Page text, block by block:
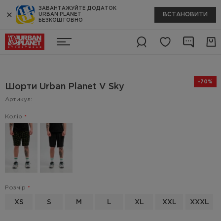
ЗАВАНТАЖУЙТЕ ДОДАТОК
URBAN PLANET
БЕЗКОШТОВНО
ВСТАНОВИТИ
-70%
Шорти Urban Planet V Sky
Артикул:
Колір
Розмір
XS S M L XL XXL XXXL